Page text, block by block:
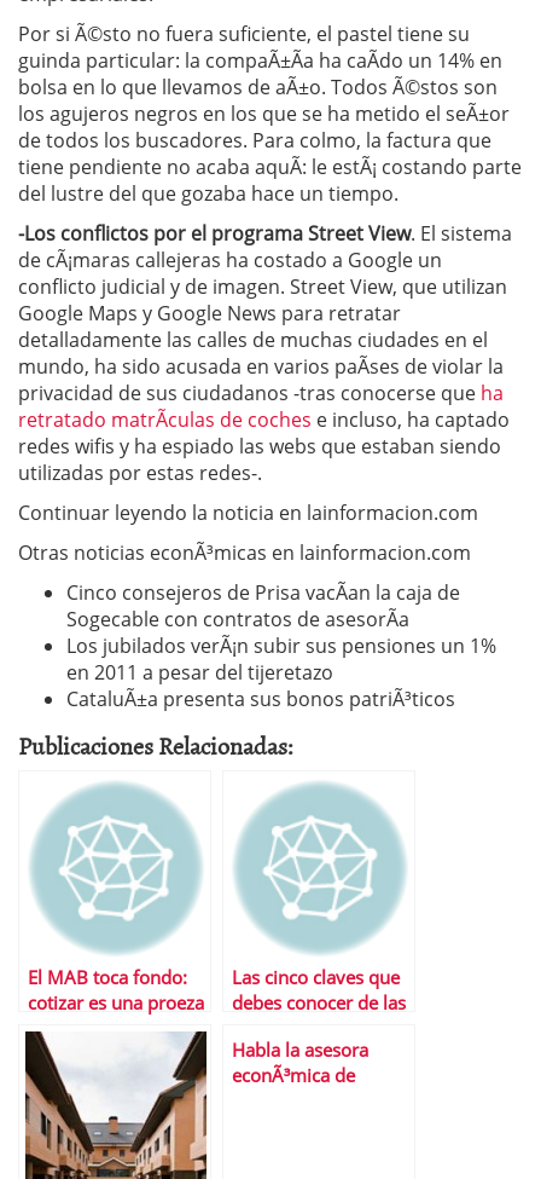
Por si Ã©sto no fuera suficiente, el pastel tiene su
guinda particular: la compaÃ±Ã­a ha caÃ­do un 14% en
bolsa en lo que llevamos de aÃ±o. Todos Ã©stos son
los agujeros negros en los que se ha metido el seÃ±or
de todos los buscadores. Para colmo, la factura que
tiene pendiente no acaba aquÃ­: le estÃ¡ costando parte
del lustre del que gozaba hace un tiempo.
-Los conflictos por el programa Street View. El sistema
de cÃ¡maras callejeras ha costado a Google un
conflicto judicial y de imagen. Street View, que utilizan
Google Maps y Google News para retratar
detalladamente las calles de muchas ciudades en el
mundo, ha sido acusada en varios paÃ­ses de violar la
privacidad de sus ciudadanos -tras conocerse que ha
retratado matrÃ­culas de coches e incluso, ha captado
redes wifis y ha espiado las webs que estaban siendo
utilizadas por estas redes-.
Continuar leyendo la noticia en lainformacion.com
Otras noticias econÃ³micas en lainformacion.com
Cinco consejeros de Prisa vacÃ­an la caja de
Sogecable con contratos de asesorÃ­a
Los jubilados verÃ¡n subir sus pensiones un 1%
en 2011 a pesar del tijeretazo
CataluÃ±a presenta sus bonos patriÃ³ticos
Publicaciones Relacionadas:
El MAB toca fondo:
cotizar es una proeza
y las pÃ©rdidas se
disparan
Las cinco claves que
debes conocer de las
juego laboral
Habla la asesora
econÃ³mica de